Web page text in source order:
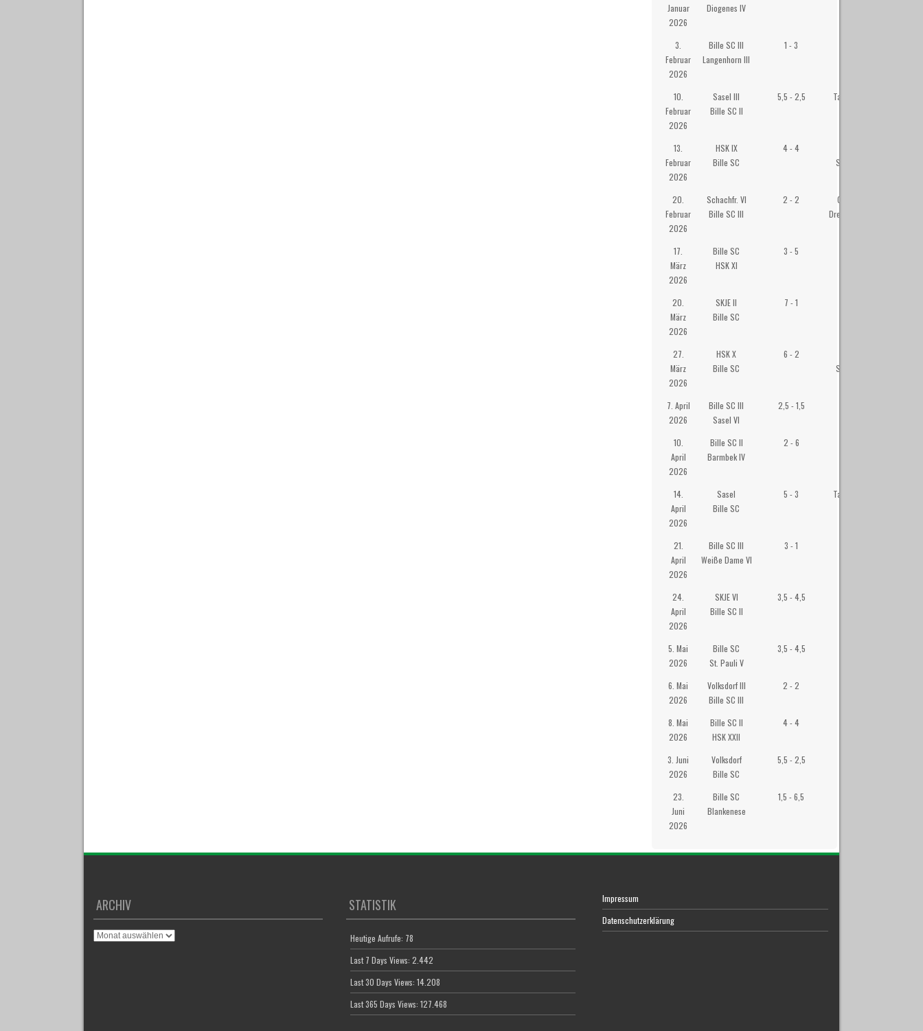
Januar
2026
Diogenes IV
3.
Februar
2026
Bille SC III
Langenhorn III
1 - 3
10.
Februar
2026
Sasel III
Bille SC II
5,5 - 2,5
Tagesstätte Roter
13.
Februar
2026
HSK IX
Bille SC
4 - 4
Schachzentrum
20.
Februar
2026
Schachfr. VI
Bille SC III
2 - 2
Gemeindehaus
Dreifaltigkeitskirche
17.
März
2026
Bille SC
HSK XI
3 - 5
20.
März
2026
SKJE II
Bille SC
7 - 1
27.
März
2026
HSK X
Bille SC
6 - 2
Schachzentrum
7. April
2026
Bille SC III
Sasel VI
2,5 - 1,5
10.
April
2026
Bille SC II
Barmbek IV
2 - 6
14.
April
2026
Sasel
Bille SC
5 - 3
Tagesstätte Roter
21.
April
2026
Bille SC III
Weiße Dame VI
3 - 1
24.
April
2026
SKJE VI
Bille SC II
3,5 - 4,5
5. Mai
2026
Bille SC
St. Pauli V
3,5 - 4,5
6. Mai
2026
Volksdorf III
Bille SC III
2 - 2
8. Mai
2026
Bille SC II
HSK XXII
4 - 4
3. Juni
2026
Volksdorf
Bille SC
5,5 - 2,5
23.
Juni
2026
Bille SC
Blankenese
1,5 - 6,5
ARCHIV
Archiv
STATISTIK
Heutige Aufrufe: 78
Last 7 Days Views: 2.442
Last 30 Days Views: 14.208
Last 365 Days Views: 127.468
Impressum
Datenschutzerklärung